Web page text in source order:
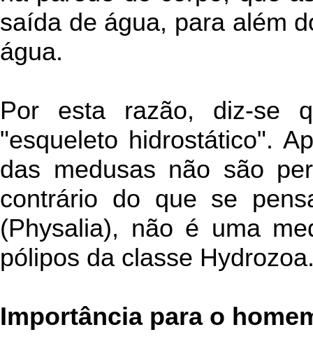
saída de água, para além
água.
Por esta razão, diz-se
"esqueleto hidrostático".
das medusas não são
contrário do que se
(Physalia), não é uma
pólipos da classe
Importância para o